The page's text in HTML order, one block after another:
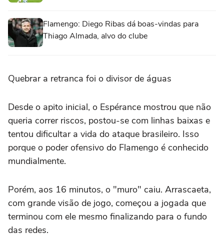
Flamengo: Diego Ribas dá boas-vindas para
Thiago Almada, alvo do clube
Quebrar a retranca foi o divisor de águas
Desde o apito inicial, o Espérance mostrou que não
queria correr riscos, postou-se com linhas baixas e
tentou dificultar a vida do ataque brasileiro. Isso
porque o poder ofensivo do Flamengo é conhecido
mundialmente.
Porém, aos 16 minutos, o "muro" caiu. Arrascaeta,
com grande visão de jogo, começou a jogada que
terminou com ele mesmo finalizando para o fundo
das redes.